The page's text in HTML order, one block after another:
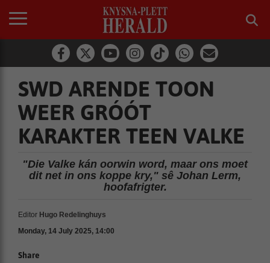
SWD ARENDE TOON
WEER GRÓÓT
KARAKTER TEEN VALKE
"Die Valke kán oorwin word, maar ons moet
dit net in ons koppe kry," sê Johan Lerm,
hoofafrigter.
Editor Hugo Redelinghuys
Monday, 14 July 2025, 14:00
Share